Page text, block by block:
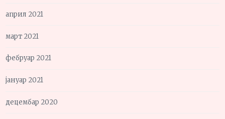
април 2021
март 2021
фебруар 2021
јануар 2021
децембар 2020